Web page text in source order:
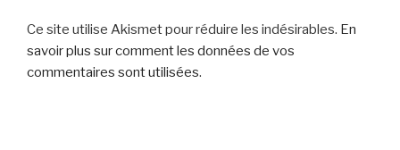
Ce site utilise Akismet pour réduire les indésirables. En
savoir plus sur comment les données de vos
commentaires sont utilisées.